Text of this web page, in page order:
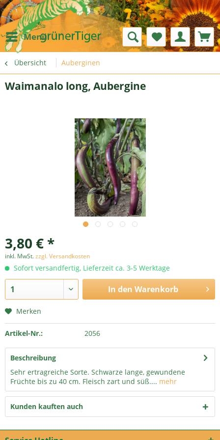
Menü
Übersicht Auberginen
Waimanalo long, Aubergine
3,80 € *
inkl. MwSt.zzgl. Versandkosten
Sofort versandfertig, Lieferzeit ca. 3-5 Werktage
In den Warenkorb
Merken
Artikel-Nr.: 2056
Beschreibung
Sehr ertragreiche Sorte. Schwarze lange, gewundene
Früchte bis zu 40 cm. Fleisch zart und süß.... mehr
Kunden kauften auch